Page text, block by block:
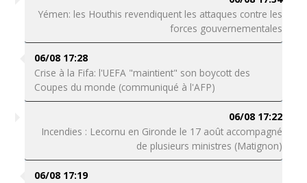
Yémen: les Houthis revendiquent les attaques contre les
forces gouvernementales
06/08 17:28
Crise à la Fifa: l'UEFA "maintient" son boycott des
Coupes du monde (communiqué à l'AFP)
06/08 17:22
Incendies : Lecornu en Gironde le 17 août accompagné
de plusieurs ministres (Matignon)
06/08 17:19